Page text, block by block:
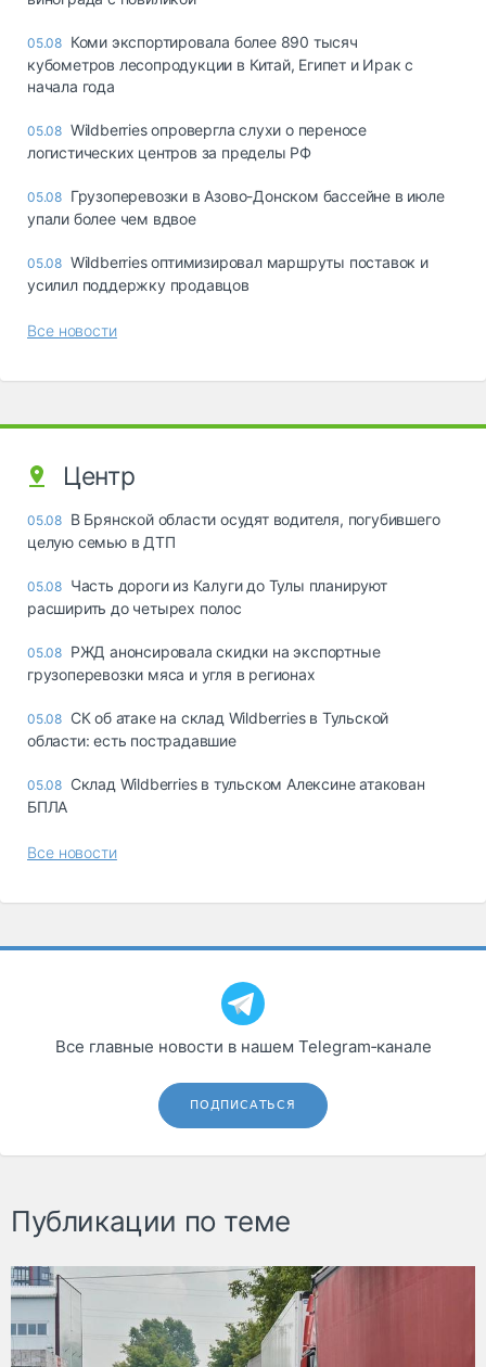
05.08 Коми экспортировала более 890 тысяч
кубометров лесопродукции в Китай, Египет и Ирак с
начала года
05.08 Wildberries опровергла слухи о переносе
логистических центров за пределы РФ
05.08 Грузоперевозки в Азово-Донском бассейне в июле
упали более чем вдвое
05.08 Wildberries оптимизировал маршруты поставок и
усилил поддержку продавцов
Все новости
Центр
05.08 В Брянской области осудят водителя, погубившего
целую семью в ДТП
05.08 Часть дороги из Калуги до Тулы планируют
расширить до четырех полос
05.08 РЖД анонсировала скидки на экспортные
грузоперевозки мяса и угля в регионах
05.08 СК об атаке на склад Wildberries в Тульской
области: есть пострадавшие
05.08 Склад Wildberries в тульском Алексине атакован
БПЛА
Все новости
Все главные новости в нашем Telegram‑канале
ПОДПИСАТЬСЯ
Публикации по теме